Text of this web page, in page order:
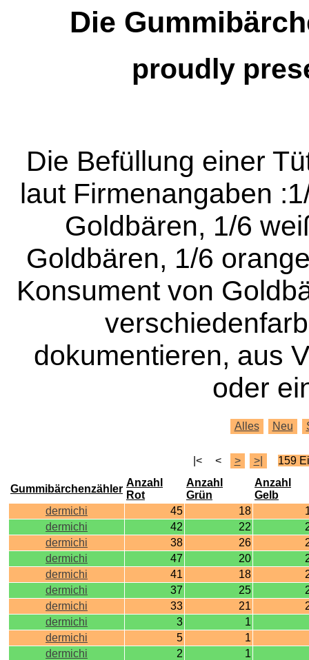
Die
proudly
Die Befüllung einer
laut Firmenangaben
Goldbären, 1/6
Goldbären, 1/6
Konsument von
dokumentieren, aus
oder
Alles Neu
|< < > >| 159
Gummibärchenzähler
Anzahl
Rot
Anzahl
Grün
Anzahl
Gelb
dermichi
45 18
dermichi
42 22
dermichi
38 26
dermichi
47 20
dermichi
41 18
dermichi
37 25
dermichi
33 21
dermichi
3
1
dermichi
5
1
dermichi
2
1